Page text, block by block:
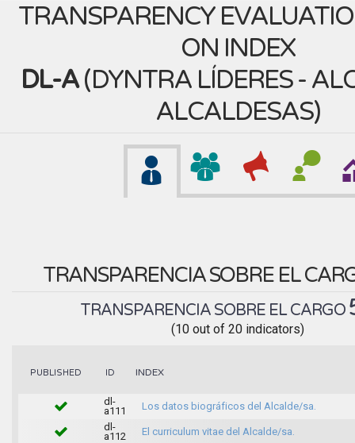
TRANSPARENCY
ON INDEX
DL-A(DYNTRA LÍDERES -
ALCALDESAS)
TRANSPARENCIA SOBRE EL
TRANSPARENCIA SOBRE EL CARGO
(10 out of 20 indicators)
PUBLISHED ID INDEX
dl-
a111
Los datos biográficos del Alcalde/sa.
dl-
a112
El curriculum vitae del Alcalde/sa.